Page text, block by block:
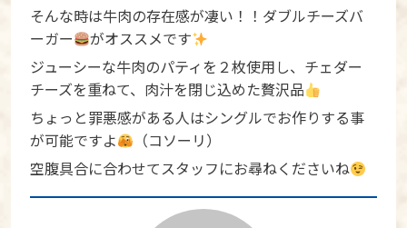
そんな時は牛肉の存在感が凄い！！ダブルチーズバ
ーガー
がオススメです
ジューシーな牛肉のパティを２枚使用し、チェダー
チーズを重ねて、肉汁を閉じ込めた贅沢品
ちょっと罪悪感がある人はシングルでお作りする事
が可能ですよ
（コソーリ）
空腹具合に合わせてスタッフにお尋ねくださいね